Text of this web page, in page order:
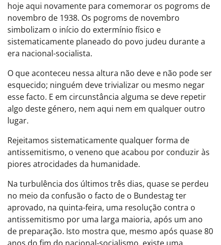
hoje aqui novamente para comemorar os pogroms de
novembro de 1938. Os pogroms de novembro
simbolizam o início do extermínio físico e
sistematicamente planeado do povo judeu durante a
era nacional-socialista.
O que aconteceu nessa altura não deve e não pode ser
esquecido; ninguém deve trivializar ou mesmo negar
esse facto. E em circunstância alguma se deve repetir
algo deste género, nem aqui nem em qualquer outro
lugar.
Rejeitamos sistematicamente qualquer forma de
antissemitismo, o veneno que acabou por conduzir às
piores atrocidades da humanidade.
Na turbulência dos últimos três dias, quase se perdeu
no meio da confusão o facto de o Bundestag ter
aprovado, na quinta-feira, uma resolução contra o
antissemitismo por uma larga maioria, após um ano
de preparação. Isto mostra que, mesmo após quase 80